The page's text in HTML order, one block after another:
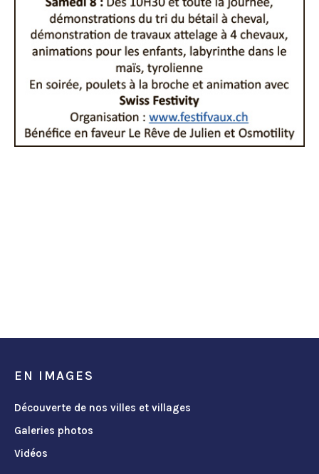
EN IMAGES
Découverte de nos villes et villages
Galeries photos
Vidéos